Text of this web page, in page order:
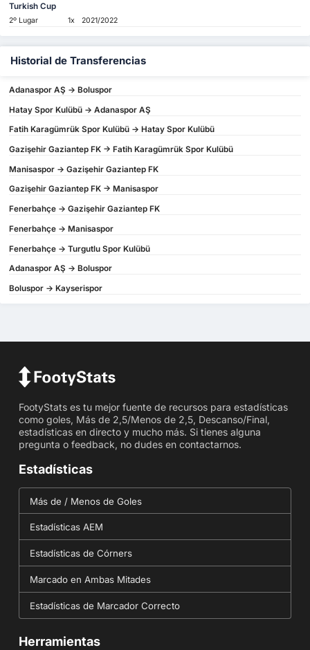
Turkish Cup
2º Lugar 1x 2021/2022
Historial de Transferencias
Adanaspor AŞ -> Boluspor
Hatay Spor Kulübü -> Adanaspor AŞ
Fatih Karagümrük Spor Kulübü -> Hatay Spor Kulübü
Gazişehir Gaziantep FK -> Fatih Karagümrük Spor Kulübü
Manisaspor -> Gazişehir Gaziantep FK
Gazişehir Gaziantep FK -> Manisaspor
Fenerbahçe -> Gazişehir Gaziantep FK
Fenerbahçe -> Manisaspor
Fenerbahçe -> Turgutlu Spor Kulübü
Adanaspor AŞ -> Boluspor
Boluspor -> Kayserispor
FootyStats es tu mejor fuente de recursos para estadísticas
como goles, Más de 2,5/Menos de 2,5, Descanso/Final,
estadísticas en directo y mucho más. Si tienes alguna
pregunta o feedback, no dudes en contactarnos.
Estadísticas
Más de / Menos de Goles
Estadísticas AEM
Estadísticas de Córners
Marcado en Ambas Mitades
Estadísticas de Marcador Correcto
Herramientas